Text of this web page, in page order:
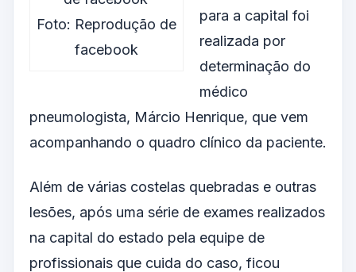
Foto: Reprodução de
facebook
para a capital foi
realizada por
determinação do
médico
pneumologista, Márcio Henrique, que vem
acompanhando o quadro clínico da paciente.
Além de várias costelas quebradas e outras
lesões, após uma série de exames realizados
na capital do estado pela equipe de
profissionais que cuida do caso, ficou